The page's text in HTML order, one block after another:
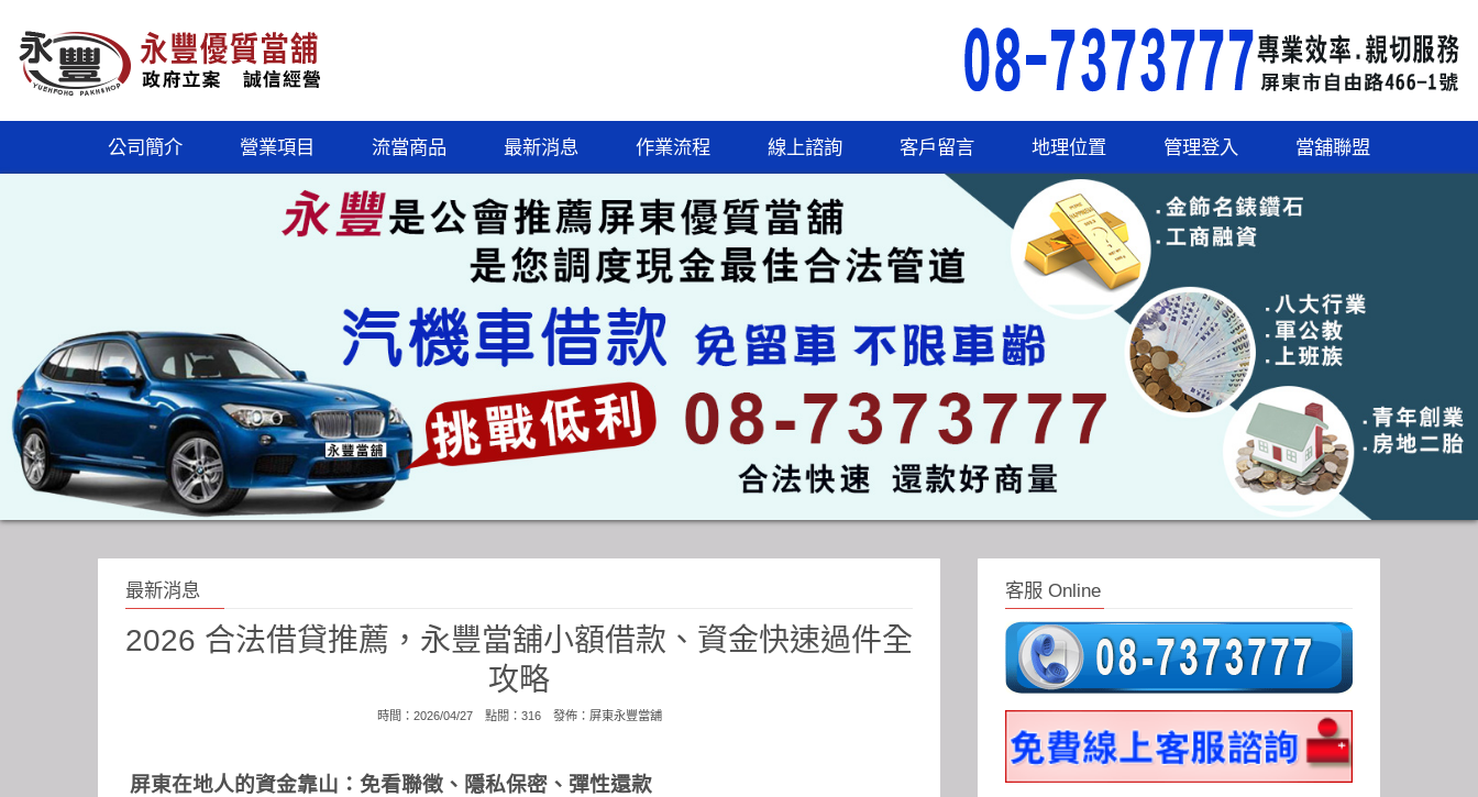
公司簡介 營業項目 流當商品 最新消息 作業流程 線上諮詢 客戶留言 地理位置 管理登入 當舖聯盟
最新消息
2026 合法借貸推薦，永豐當舖小額借款、資金快速過件全
攻略
時間：2026/04/27 點閱：316 發佈： 屏東永豐當舖
屏東在地人的資金靠山：免看聯徵、隱私保密、彈性還款
客服 Online